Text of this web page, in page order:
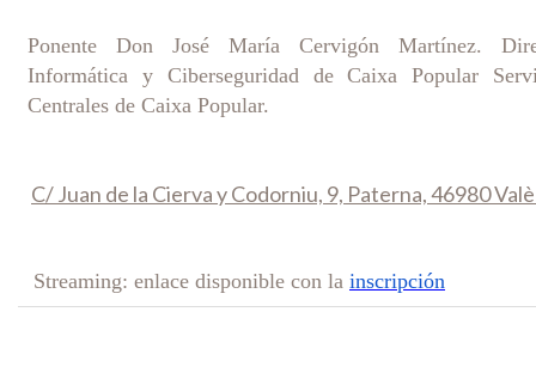
Ponente Don José María Cervigón Martínez.
Informática y Ciberseguridad de Caixa Popular
Centrales de Caixa Popular.
C/ Juan de la Cierva y Codorniu, 9, Paterna, 46980
Streaming: enlace disponible con la inscripción